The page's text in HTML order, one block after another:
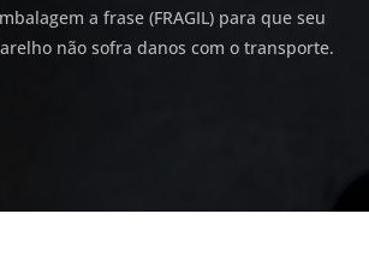
a frase (FRAGIL) para que seu
não sofra danos com o transporte.